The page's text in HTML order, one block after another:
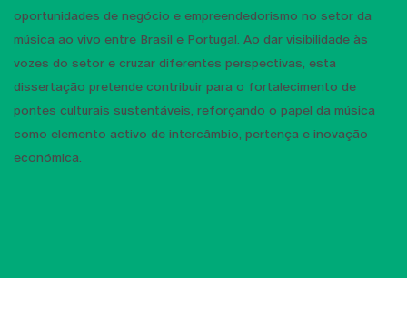
oportunidades de negócio e empreendedorismo no setor da
música ao vivo entre Brasil e Portugal. Ao dar visibilidade às
vozes do setor e cruzar diferentes perspectivas, esta
dissertação pretende contribuir para o fortalecimento de
pontes culturais sustentáveis, reforçando o papel da música
como elemento activo de intercâmbio, pertença e inovação
económica.